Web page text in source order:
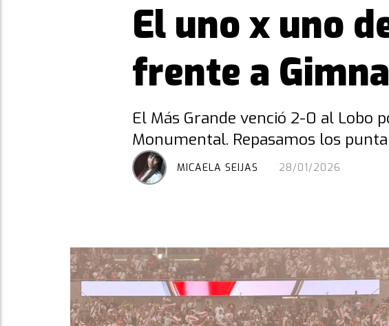
El uno x uno
frente a
El Más Grande venció 2-0 al Lobo
Monumental. Repasamos los
28/01/2026
MICAELA SEIJAS